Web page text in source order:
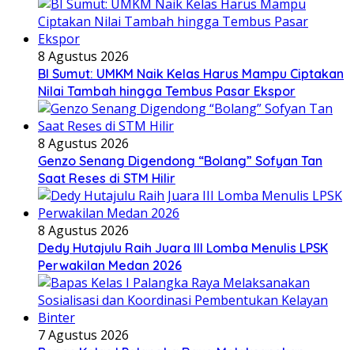
8 Agustus 2026
BI Sumut: UMKM Naik Kelas Harus Mampu Ciptakan
Nilai Tambah hingga Tembus Pasar Ekspor
8 Agustus 2026
Genzo Senang Digendong “Bolang” Sofyan Tan
Saat Reses di STM Hilir
8 Agustus 2026
Dedy Hutajulu Raih Juara III Lomba Menulis LPSK
Perwakilan Medan 2026
7 Agustus 2026